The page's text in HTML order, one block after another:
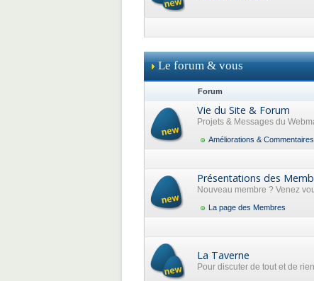
Le forum & vous
Forum
Vie du Site & Forum
Projets & Messages du
Améliorations & Commentaires
Présentations des
Nouveau membre ? Venez
La page des Membres
La Taverne
Pour discuter de tout et de rien